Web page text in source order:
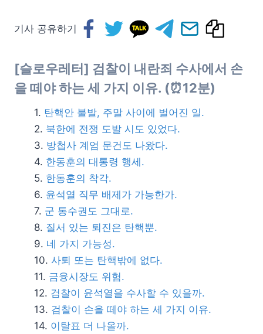
기사 공유하기
[슬로우레터] 검찰이 내란죄 수사에서 손
을 떼야 하는 세 가지 이유. (⏰12분)
탄핵안 불발, 주말 사이에 벌어진 일.
북한에 전쟁 도발 시도 있었다.
방첩사 계엄 문건도 나왔다.
한동훈의 대통령 행세.
한동훈의 착각.
윤석열 직무 배제가 가능한가.
군 통수권도 그대로.
질서 있는 퇴진은 탄핵뿐.
네 가지 가능성.
사퇴 또는 탄핵밖에 없다.
금융시장도 위험.
검찰이 윤석열을 수사할 수 있을까.
검찰이 손을 떼야 하는 세 가지 이유.
이탈표 더 나올까.